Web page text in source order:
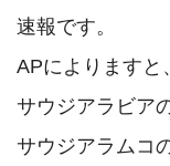
速報です。
APによりますと、
サウジアラビア
サウジアラムコ